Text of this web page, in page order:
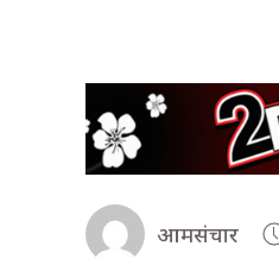
आमसंचार